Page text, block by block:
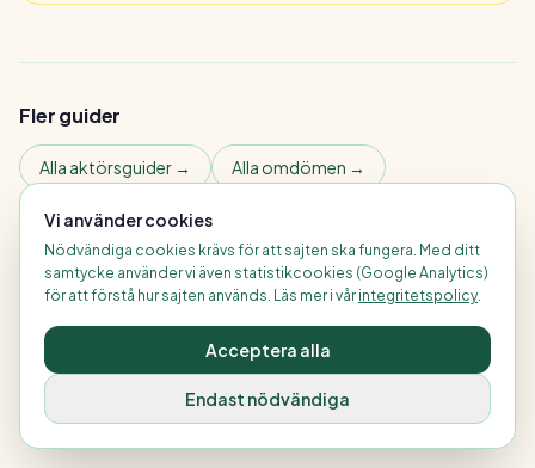
Fler guider
Alla aktörsguider → Alla omdömen →
Jämför låneförmedlare →
Senast uppdaterad:3 juli 2026
⚠️
Vi använder cookies
Nödvändiga cookies krävs för att sajten ska fungera. Med ditt
samtycke använder vi även statistikcookies (Google Analytics)
för att förstå hur sajten används. Läs mer i vår integritetspolicy.
Acceptera alla
Endast nödvändiga